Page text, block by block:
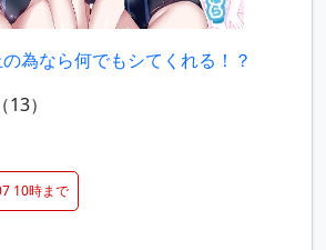
為なら何でもシてくれる！？
（13）
10時まで